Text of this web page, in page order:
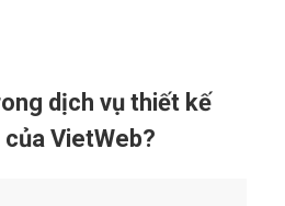
dịch vụ thiết kế
VietWeb?